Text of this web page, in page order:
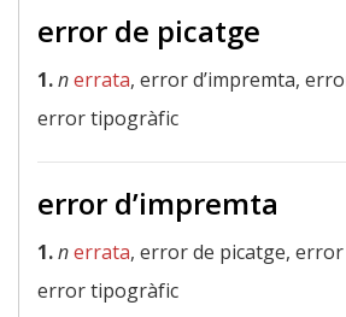
error de picatge
1.nerrata, error d’impremta,
error tipogràfic
error d’impremta
1.nerrata, error de picatge, error
error tipogràfic